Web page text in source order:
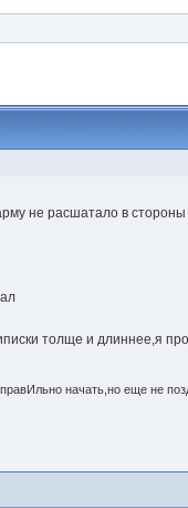
не расшатало в стороны
толще и длиннее,я
начать,но еще не